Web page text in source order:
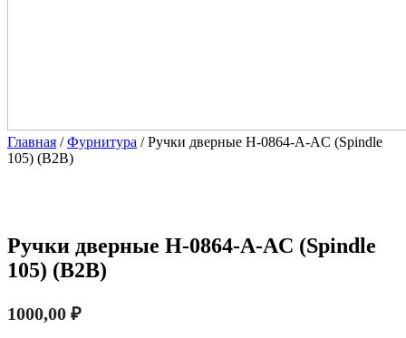
Главная /Фурнитура / Ручки дверные H-0864-A-AC (Spindle
105) (B2B)
Ручки дверные H-0864-A-AC (Spindle
105) (B2B)
1000,00 ₽